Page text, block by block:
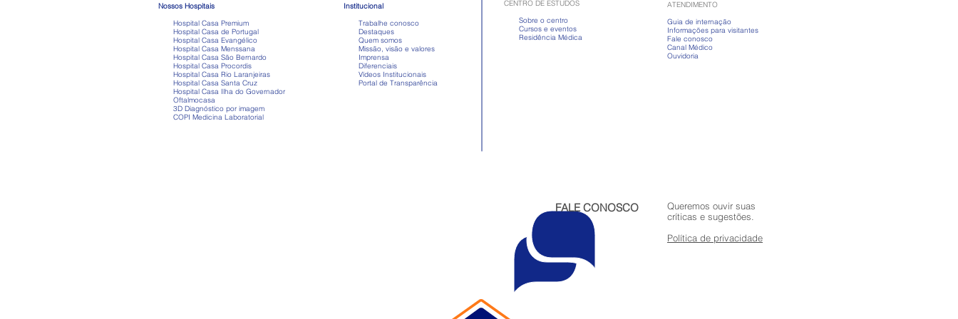
Nossos Hospitais
Hospital Casa Premium
Hospital Casa de Portugal
Hospital Casa Evangélico
Hospital Casa Menssana
Hospital Casa São Bernardo
Hospital Casa Procordis
Hospital Casa Rio Laranjeiras
Hospital Casa Santa Cruz
Hospital Casa Ilha do Governador
Oftalmocasa
3D Diagnóstico por imagem
COPI Medicina Laboratorial
Institucional
Trabalhe conosco
Destaques
Quem somos
Missão, visão e valores
Imprensa
Diferenciais
Vídeos Institucionais
Portal de Transparência
CENTRO DE ESTUDOS
Sobre o centro
Cursos e eventos
Residência Médica
ATENDIMENTO
Guia de internação
Informações para visitantes
Fale conosco
Canal Médico
Ouvidoria
FALE CONOSCO
Queremos ouvir suas
críticas e sugestões.
Política de privacidade